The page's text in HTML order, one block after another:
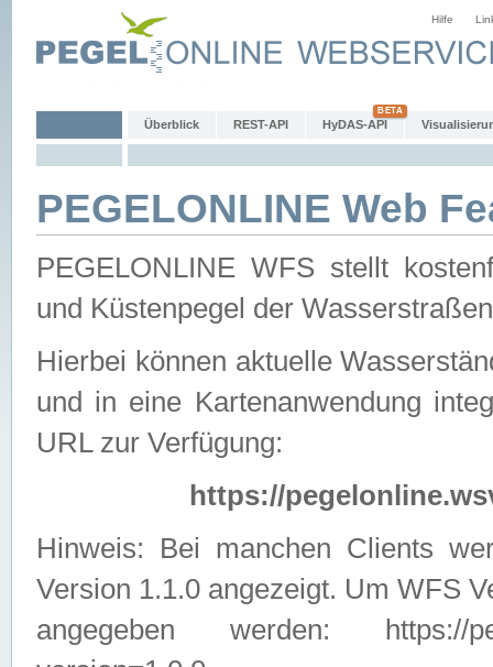
Hilfe
Überblick REST-API HyDAS-API
PEGELONLINE Web
PEGELONLINE WFS stellt
und Küstenpegel der
Hierbei können aktuelle
und in eine Kartenanwendung
URL zur Verfügung:
https://
Hinweis: Bei manchen Clients
Version 1.1.0 angezeigt. Um WFS
angegeben werden: https://